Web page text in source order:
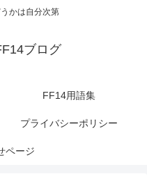
かは自分次第
ブログ
FF14用語集
プライバシーポリシー
ページ